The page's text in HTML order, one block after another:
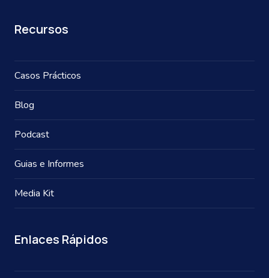
Recursos
Casos Prácticos
Blog
Podcast
Guias e Informes
Media Kit
Enlaces Rápidos